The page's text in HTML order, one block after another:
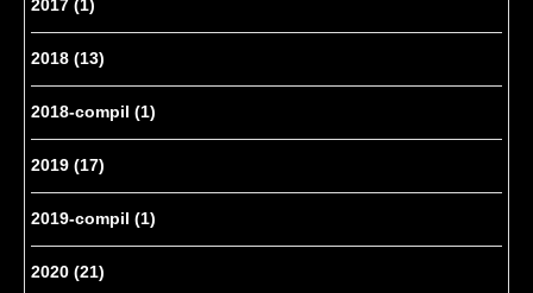
2017 (1)
2018 (13)
2018-compil (1)
2019 (17)
2019-compil (1)
2020 (21)